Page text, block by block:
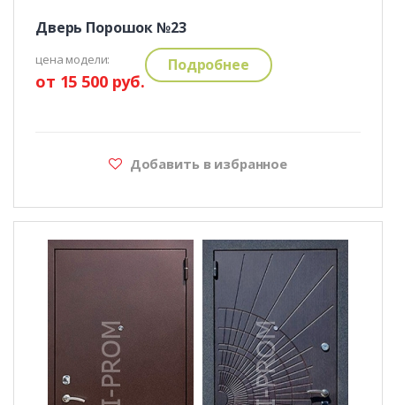
Дверь Порошок №23
цена модели:
от 15 500 руб.
Подробнее
Добавить в избранное